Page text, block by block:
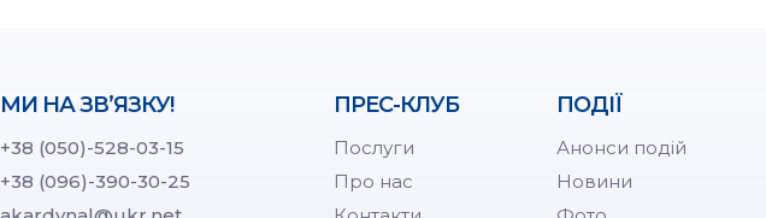
МИ НА ЗВ’ЯЗКУ!
+38 (050)-528-03-15
+38 (096)-390-30-25
ПРЕС-КЛУБ
Послуги
Про нас
ПОДІЇ
Анонси подій
Новини